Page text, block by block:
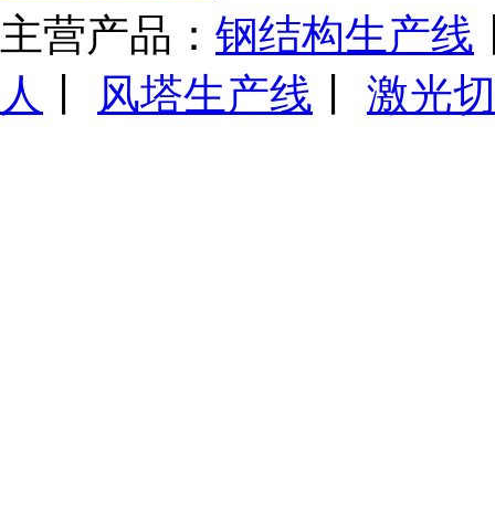
主营产品： 钢结构生产线
人
风塔生产线 激光